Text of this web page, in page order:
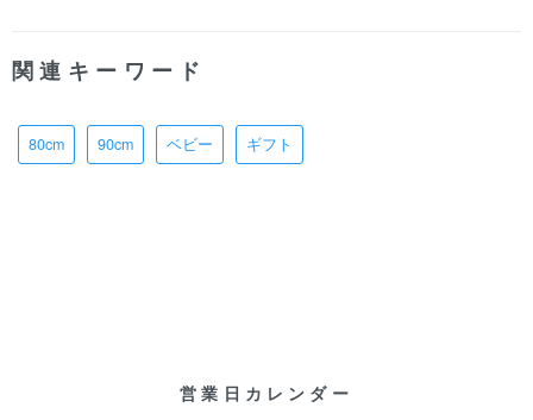
関連キーワード
80cm 90cm ベビー ギフト
営業日カレンダー